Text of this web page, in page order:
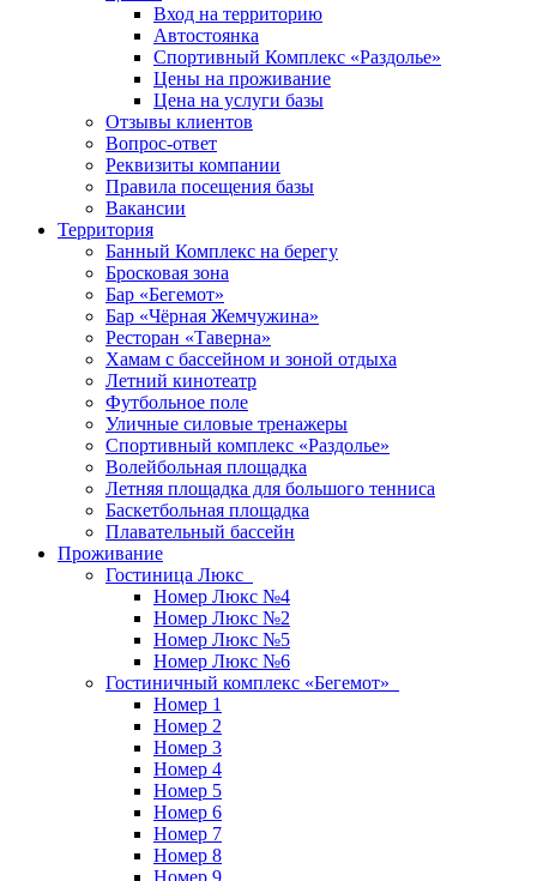
Вход на территорию
Автостоянка
Спортивный Комплекс «Раздолье»
Цены на проживание
Цена на услуги базы
Отзывы клиентов
Вопрос-ответ
Реквизиты компании
Правила посещения базы
Вакансии
Территория
Банный Комплекс на берегу
Бросковая зона
Бар «Бегемот»
Бар «Чёрная Жемчужина»
Ресторан «Таверна»
Хамам с бассейном и зоной отдыха
Летний кинотеатр
Футбольное поле
Уличные силовые тренажеры
Спортивный комплекс «Раздолье»
Волейбольная площадка
Летняя площадка для большого тенниса
Баскетбольная площадка
Плавательный бассейн
Проживание
Гостиница Люкс
Номер Люкс №4
Номер Люкс №2
Номер Люкс №5
Номер Люкс №6
Гостиничный комплекс «Бегемот»
Номер 1
Номер 2
Номер 3
Номер 4
Номер 5
Номер 6
Номер 7
Номер 8
Номер 9